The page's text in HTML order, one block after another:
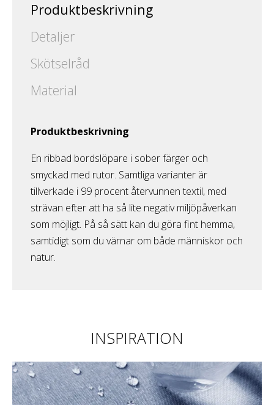
Produktbeskrivning
Detaljer
Skötselråd
Material
Produktbeskrivning
En ribbad bordslöpare i sober färger och
smyckad med rutor. Samtliga varianter är
tillverkade i 99 procent återvunnen textil, med
strävan efter att ha så lite negativ miljöpåverkan
som möjligt. På så sätt kan du göra fint hemma,
samtidigt som du värnar om både människor och
natur.
INSPIRATION